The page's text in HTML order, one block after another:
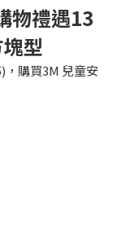
物禮遇13
型
，購買3M 兒童安